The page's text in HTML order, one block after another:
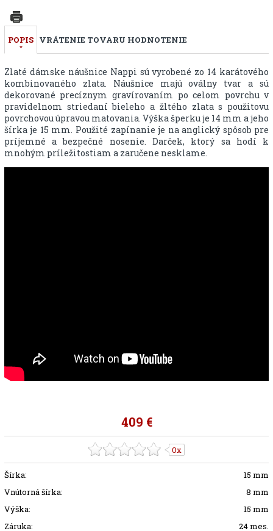
POPIS VRÁTENIE TOVARU HODNOTENIE
Zlaté dámske náušnice Nappi sú vyrobené zo 14 karátového
kombinovaného zlata. Náušnice majú oválny tvar a sú
dekorované precíznym gravírovaním po celom povrchu v
pravidelnom striedaní bieleho a žltého zlata s použitovu
povrchovou úpravou matovania. Výška šperku je 14 mm a jeho
šírka je 15 mm. Použité zapínanie je na anglický spôsob pre
príjemné a bezpečné nosenie. Darček, ktorý sa hodí k
mnohým príležitostiam a zaručene nesklame.
409 €
0x
Šírka:
15 mm
Vnútorná šírka:
8 mm
Výška:
15 mm
Záruka:
24 mes.